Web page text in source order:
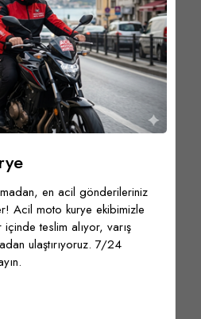
en acil gönderileriniz
Acil moto kurye ekibimizle
teslim alıyor, varış
ulaştırıyoruz. 7/24